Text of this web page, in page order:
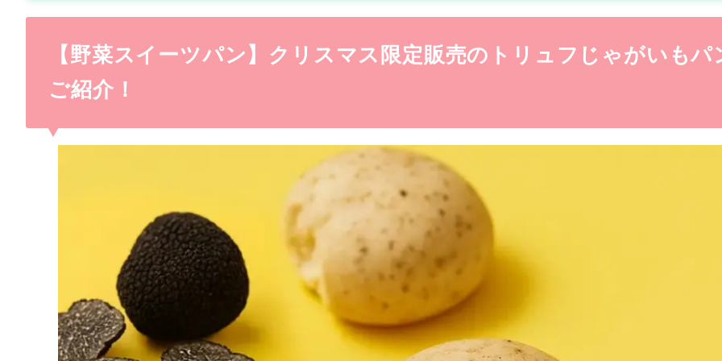
【野菜スイーツパン】クリスマス 限定販売のトリュフじゃがいもパ
ご紹介！